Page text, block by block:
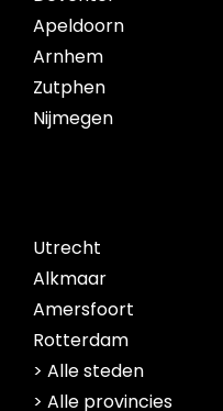
Apeldoorn
Arnhem
Zutphen
Nijmegen
Utrecht
Alkmaar
Amersfoort
Rotterdam
> Alle steden
> Alle provincies